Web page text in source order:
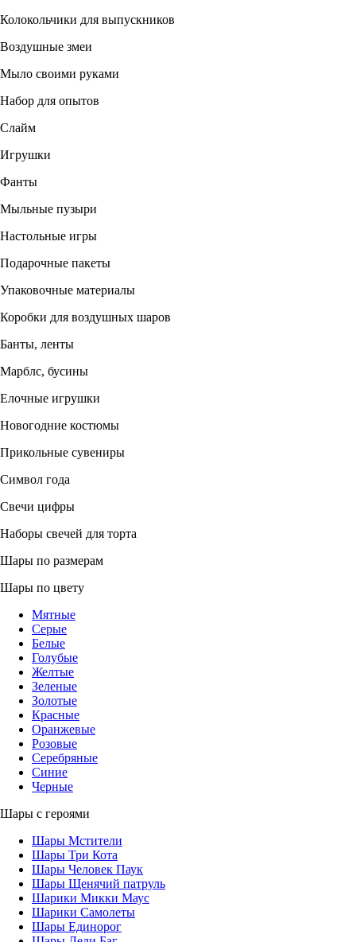
Колокольчики для выпускников
Воздушные змеи
Мыло своими руками
Набор для опытов
Слайм
Игрушки
Фанты
Мыльные пузыри
Настольные игры
Подарочные пакеты
Упаковочные материалы
Коробки для воздушных шаров
Банты, ленты
Марблс, бусины
Елочные игрушки
Новогодние костюмы
Прикольные сувениры
Символ года
Свечи цифры
Наборы свечей для торта
Шары по размерам
Шары по цвету
Мятные
Серые
Белые
Голубые
Желтые
Зеленые
Золотые
Красные
Оранжевые
Розовые
Серебряные
Синие
Черные
Шары с героями
Шары Мстители
Шары Три Кота
Шары Человек Паук
Шары Щенячий патруль
Шарики Микки Маус
Шарики Самолеты
Шары Единорог